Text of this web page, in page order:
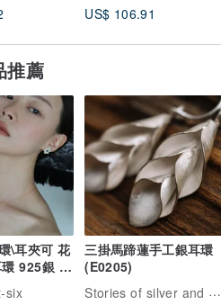
US$ 106.91
推薦
\耳夾可 花
925銀 婚
環
six
三掛馬蹄蓮手工銀耳環
(E0205)
Stories of silver and silk